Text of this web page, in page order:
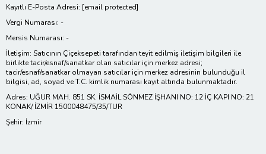
Kayıtlı E-Posta Adresi: [email protected]
Vergi Numarası: -
Mersis Numarası: -
İletişim: Satıcının Çiçeksepeti tarafından teyit edilmiş iletişim bilgileri ile
birlikte tacir/esnaf/sanatkar olan satıcılar için merkez adresi;
tacir/esnaf/sanatkar olmayan satıcılar için merkez adresinin bulunduğu il
bilgisi, ad, soyad ve T.C. kimlik numarası kayıt altında bulunmaktadır.
Adres: UĞUR MAH. 851 SK. İSMAİL SÖNMEZ İŞHANI NO: 12 İÇ KAPI NO: 21
KONAK/ İZMİR 1500048475/35/TUR
Şehir: İzmir